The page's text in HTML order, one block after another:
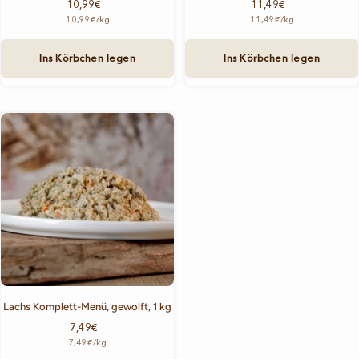
Angebotspreis
10,99€
10,99€/kg
Ins Körbchen legen
Angebotspreis
11,49€
11,49€/kg
Ins Körbchen legen
Lachs Komplett-Menü, gewolft, 1 kg
Angebotspreis
7,49€
7,49€/kg